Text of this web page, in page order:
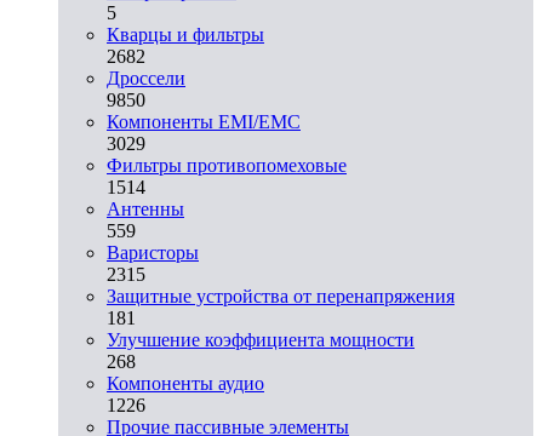
5
Кварцы и фильтры
2682
Дроссели
9850
Компоненты EMI/EMC
3029
Фильтры противопомеховые
1514
Антенны
559
Варисторы
2315
Защитные устройства от перенапряжения
181
Улучшение коэффициента мощности
268
Компоненты аудио
1226
Прочие пассивные элементы